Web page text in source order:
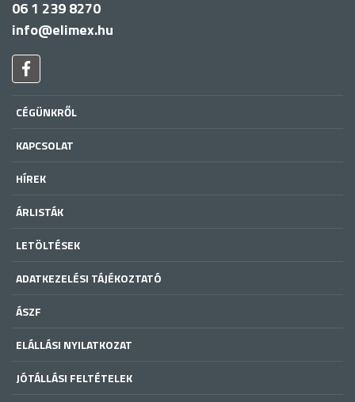
06 1 239 8270
info@elimex.hu
CÉGÜNKRŐL
KAPCSOLAT
HÍREK
ÁRLISTÁK
LETÖLTÉSEK
ADATKEZELÉSI TÁJÉKOZTATÓ
ÁSZF
ELÁLLÁSI NYILATKOZAT
JÓTÁLLÁSI FELTÉTELEK